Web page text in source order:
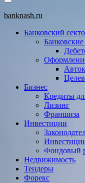
Основное
меню
banknash.ru
Банковский
Бизнес
Кредиты
Лизинг
Франшиза
Инвестиции
Фондовый
Недвижимость
Тендеры
Форекс